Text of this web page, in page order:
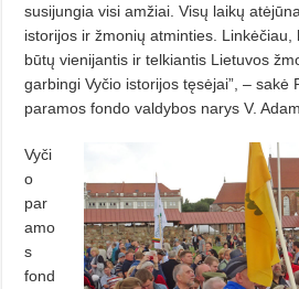
susijungia visi amžiai. Visų laikų
istorijos ir žmonių atminties. Linkėčiau,
būtų vienijantis ir telkiantis Lietuvos
garbingi Vyčio istorijos tęsėjai”, – sakė
paramos fondo valdybos narys V.
Vyči
o
par
amo
s
fond